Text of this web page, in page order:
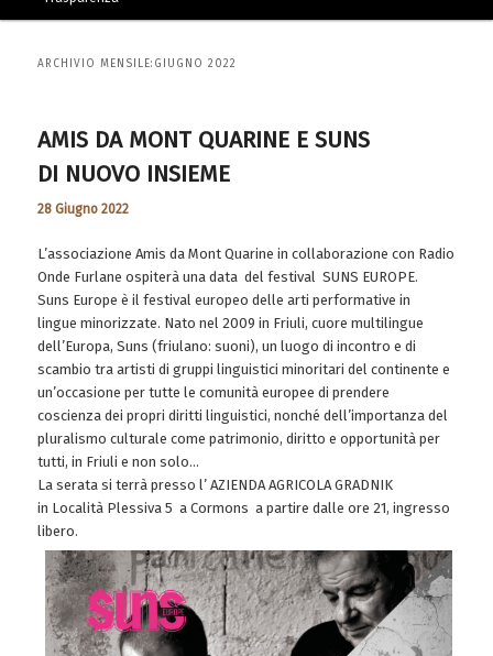
ARCHIVIO MENSILE: GIUGNO 2022
AMIS DA MONT QUARINE E SUNS
DI NUOVO INSIEME
28 Giugno 2022
L’associazione Amis da Mont Quarine in collaborazione con Radio
Onde Furlane ospiterà una data del festival SUNS EUROPE.
Suns Europe è il festival europeo delle arti performative in
lingue minorizzate. Nato nel 2009 in Friuli, cuore multilingue
dell’Europa, Suns (friulano: suoni), un luogo di incontro e di
scambio tra artisti di gruppi linguistici minoritari del continente e
un’occasione per tutte le comunità europee di prendere
coscienza dei propri diritti linguistici, nonché dell’importanza del
pluralismo culturale come patrimonio, diritto e opportunità per
tutti, in Friuli e non solo…
La serata si terrà presso l’ AZIENDA AGRICOLA GRADNIK
in Località Plessiva 5 a Cormons a partire dalle ore 21, ingresso
libero.